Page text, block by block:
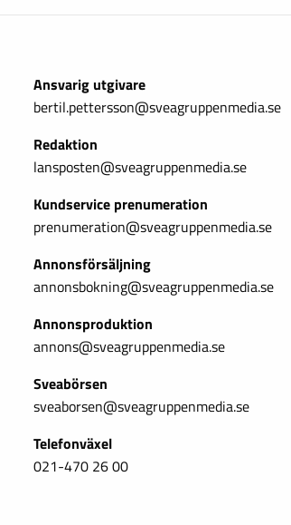
Ansvarig utgivare
bertil.pettersson@sveagruppenmedia.se
Redaktion
lansposten@sveagruppenmedia.se
Kundservice prenumeration
prenumeration@sveagruppenmedia.se
Annonsförsäljning
annonsbokning@sveagruppenmedia.se
Annonsproduktion
annons@sveagruppenmedia.se
Sveabörsen
sveaborsen@sveagruppenmedia.se
Telefonväxel
021-470 26 00